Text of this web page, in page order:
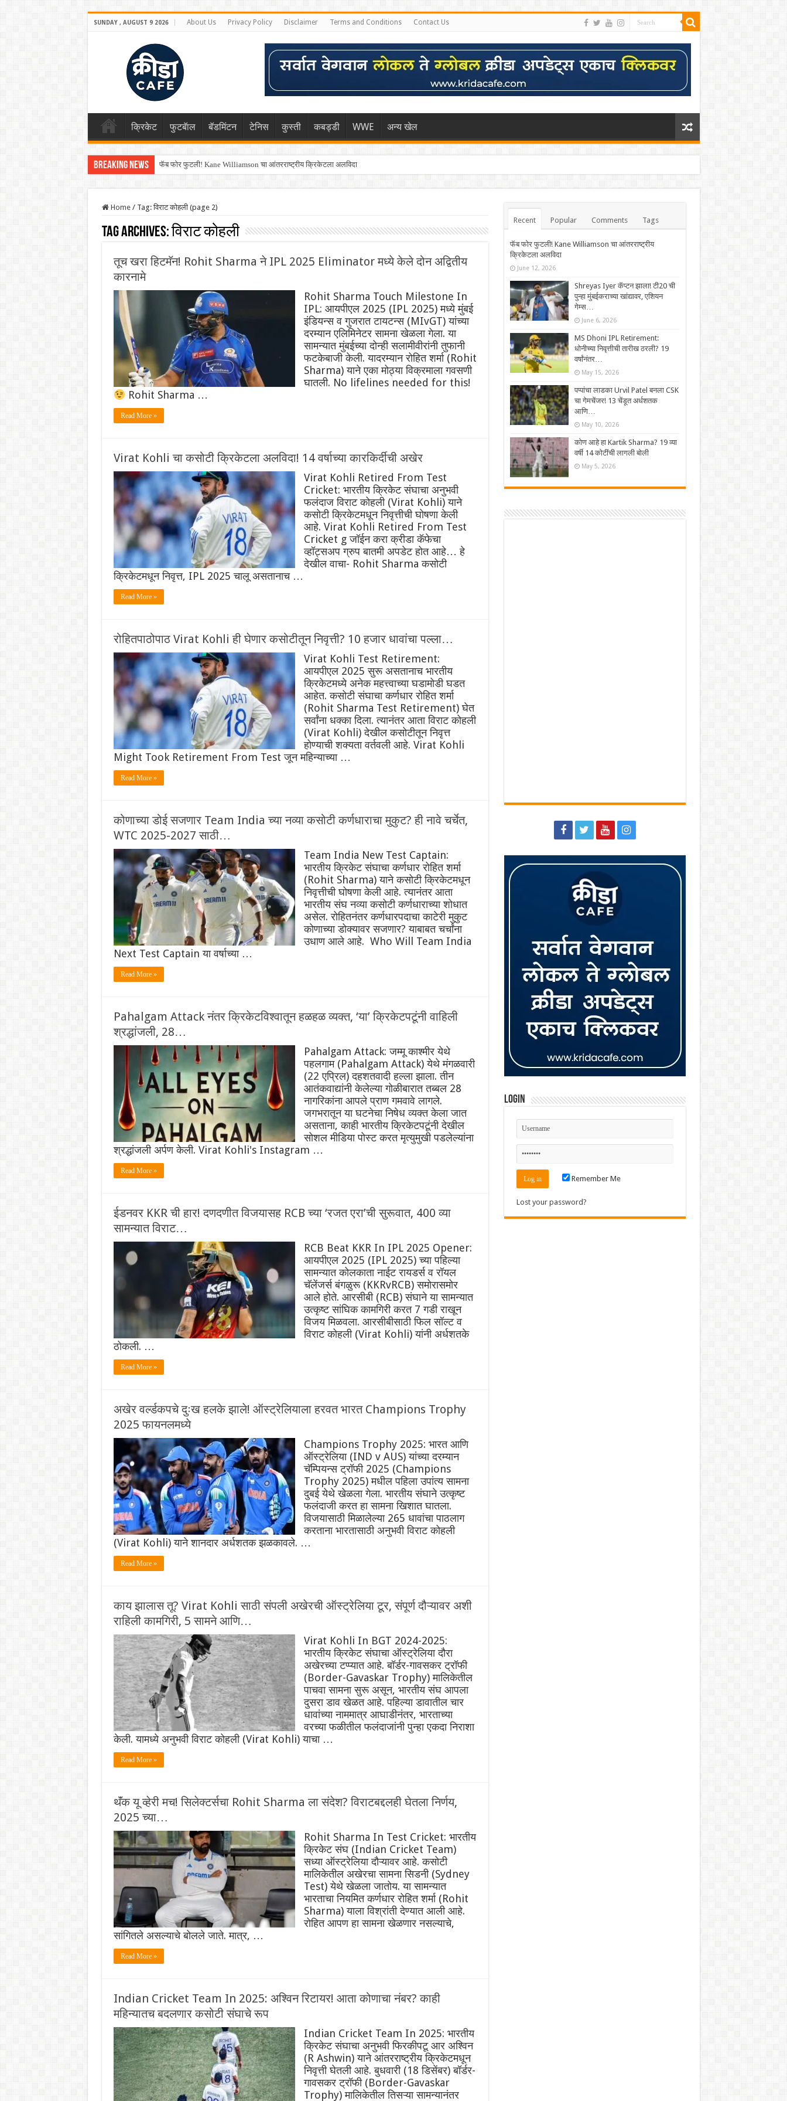
SUNDAY , AUGUST 9 2026 About Us Privacy Policy Disclaimer Terms and Conditions Contact Us
क्रिकेट फुटबॅाल बॅडमिंटन टेनिस कुस्ती कबड्डी WWE अन्य खेल
Breaking News फॅब फोर फुटली! Kane Williamson चा आंतरराष्ट्रीय क्रिकेटला अलविदा
Home / Tag:विराट कोहली(page 2)
Tag Archives:विराट कोहली
तूच खरा हिटमॅन! Rohit Sharma ने IPL 2025 Eliminator मध्ये केले दोन अद्वितीय
कारनामे
Rohit Sharma Touch Milestone In
IPL: आयपीएल 2025 (IPL 2025) मध्ये मुंबई
इंडियन्स व गुजरात टायटन्स (MIvGT) यांच्या
दरम्यान एलिमिनेटर सामना खेळला गेला. या
सामन्यात मुंबईच्या दोन्ही सलामीवीरांनी तुफानी
फटकेबाजी केली. यादरम्यान रोहित शर्मा (Rohit
Sharma) याने एका मोठ्या विक्रमाला गवसणी
घातली. No lifelines needed for this!
Rohit Sharma …
Read More »
Virat Kohli चा कसोटी क्रिकेटला अलविदा! 14 वर्षाच्या कारकिर्दीची अखेर
Virat Kohli Retired From Test
Cricket: भारतीय क्रिकेट संघाचा अनुभवी
फलंदाज विराट कोहली (Virat Kohli) याने
कसोटी क्रिकेटमधून निवृत्तीची घोषणा केली
आहे. Virat Kohli Retired From Test
Cricket g जॉईन करा क्रीडा कॅफेचा
व्हॉट्सअप ग्रुप बातमी अपडेट होत आहे… हे
देखील वाचा- Rohit Sharma कसोटी
क्रिकेटमधून निवृत्त, IPL 2025 चालू असतानाच …
Read More »
रोहितपाठोपाठ Virat Kohli ही घेणार कसोटीतून निवृत्ती? 10 हजार धावांचा पल्ला…
Virat Kohli Test Retirement:
आयपीएल 2025 सुरू असतानाच भारतीय
क्रिकेटमध्ये अनेक महत्त्वाच्या घडामोडी घडत
आहेत. कसोटी संघाचा कर्णधार रोहित शर्मा
(Rohit Sharma Test Retirement) घेत
सर्वांना धक्का दिला. त्यानंतर आता विराट कोहली
(Virat Kohli) देखील कसोटीतून निवृत्त
होण्याची शक्यता वर्तवली आहे. Virat Kohli
Might Took Retirement From Test जून महिन्याच्या …
Read More »
कोणाच्या डोई सजणार Team India च्या नव्या कसोटी कर्णधाराचा मुकुट? ही नावे चर्चेत,
WTC 2025-2027 साठी…
Team India New Test Captain:
भारतीय क्रिकेट संघाचा कर्णधार रोहित शर्मा
(Rohit Sharma) याने कसोटी क्रिकेटमधून
निवृत्तीची घोषणा केली आहे. त्यानंतर आता
भारतीय संघ नव्या कसोटी कर्णधाराच्या शोधात
असेल. रोहितनंतर कर्णधारपदाचा काटेरी मुकुट
कोणाच्या डोक्यावर सजणार? याबाबत चर्चांना
उधाण आले आहे. Who Will Team India
Next Test Captain या वर्षाच्या …
Read More »
Pahalgam Attack नंतर क्रिकेटविश्वातून हळहळ व्यक्त, ‘या’ क्रिकेटपटूंनी वाहिली
श्रद्धांजली, 28…
Pahalgam Attack: जम्मू काश्मीर येथे
पहलगाम (Pahalgam Attack) येथे मंगळवारी
(22 एप्रिल) दहशतवादी हल्ला झाला. तीन
आतंकवाद्यांनी केलेल्या गोळीबारात तब्बल 28
नागरिकांना आपले प्राण गमवावे लागले.
जगभरातून या घटनेचा निषेध व्यक्त केला जात
असताना, काही भारतीय क्रिकेटपटूंनी देखील
सोशल मीडिया पोस्ट करत मृत्युमुखी पडलेल्यांना
श्रद्धांजली अर्पण केली. Virat Kohli's Instagram …
Read More »
ईडनवर KKR ची हार! दणदणीत विजयासह RCB च्या ‘रजत एरा’ची सुरूवात, 400 व्या
सामन्यात विराट…
RCB Beat KKR In IPL 2025 Opener:
आयपीएल 2025 (IPL 2025) च्या पहिल्या
सामन्यात कोलकाता नाईट रायडर्स व रॉयल
चॅलेंजर्स बंगळुरू (KKRvRCB) समोरासमोर
आले होते. आरसीबी (RCB) संघाने या सामन्यात
उत्कृष्ट सांघिक कामगिरी करत 7 गडी राखून
विजय मिळवला. आरसीबीसाठी फिल सॉल्ट व
विराट कोहली (Virat Kohli) यांनी अर्धशतके
ठोकली. …
Read More »
अखेर वर्ल्डकपचे दुःख हलके झाले! ऑस्ट्रेलियाला हरवत भारत Champions Trophy
2025 फायनलमध्ये
Champions Trophy 2025: भारत आणि
ऑस्ट्रेलिया (IND v AUS) यांच्या दरम्यान
चॅम्पियन्स ट्रॉफी 2025 (Champions
Trophy 2025) मधील पहिला उपांत्य सामना
दुबई येथे खेळला गेला. भारतीय संघाने उत्कृष्ट
फलंदाजी करत हा सामना खिशात घातला.
विजयासाठी मिळालेल्या 265 धावांचा पाठलाग
करताना भारतासाठी अनुभवी विराट कोहली
(Virat Kohli) याने शानदार अर्धशतक झळकावले. …
Read More »
काय झालास तू? Virat Kohli साठी संपली अखेरची ऑस्ट्रेलिया टूर, संपूर्ण दौऱ्यावर अशी
राहिली कामगिरी, 5 सामने आणि…
Virat Kohli In BGT 2024-2025:
भारतीय क्रिकेट संघाचा ऑस्ट्रेलिया दौरा
अखेरच्या टप्प्यात आहे. बॉर्डर-गावसकर ट्रॉफी
(Border-Gavaskar Trophy) मालिकेतील
पाचवा सामना सुरू असून, भारतीय संघ आपला
दुसरा डाव खेळत आहे. पहिल्या डावातील चार
धावांच्या नाममात्र आघाडीनंतर, भारताच्या
वरच्या फळीतील फलंदाजांनी पुन्हा एकदा निराशा
केली. यामध्ये अनुभवी विराट कोहली (Virat Kohli) याचा …
Read More »
थॅंक यू व्हेरी मच! सिलेक्टर्सचा Rohit Sharma ला संदेश? विराटबद्दलही घेतला निर्णय,
2025 च्या…
Rohit Sharma In Test Cricket: भारतीय
क्रिकेट संघ (Indian Cricket Team)
सध्या ऑस्ट्रेलिया दौऱ्यावर आहे. कसोटी
मालिकेतील अखेरचा सामना सिडनी (Sydney
Test) येथे खेळला जातोय. या सामन्यात
भारताचा नियमित कर्णधार रोहित शर्मा (Rohit
Sharma) याला विश्रांती देण्यात आली आहे.
रोहित आपण हा सामना खेळणार नसल्याचे,
सांगितले असल्याचे बोलले जाते. मात्र, …
Read More »
Indian Cricket Team In 2025: अश्विन रिटायर! आता कोणाचा नंबर? काही
महिन्यातच बदलणार कसोटी संघाचे रूप
Indian Cricket Team In 2025: भारतीय
क्रिकेट संघाचा अनुभवी फिरकीपटू आर अश्विन
(R Ashwin) याने आंतरराष्ट्रीय क्रिकेटमधून
निवृत्ती घेतली आहे. बुधवारी (18 डिसेंबर) बॉर्डर-
गावसकर ट्रॉफी (Border-Gavaskar
Trophy) मालिकेतील तिसऱ्या सामन्यानंतर
Recent Popular Comments Tags
फॅब फोर फुटली! Kane Williamson चा आंतरराष्ट्रीय
क्रिकेटला अलविदा
June 12, 2026
Shreyas Iyer कॅप्टन झाला! टी20 ची
पुन्हा मुंबईकराच्या खांद्यावर, एशियन
गेम्स…
June 6, 2026
MS Dhoni IPL Retirement:
धोनीच्या निवृत्तीची तारीख ठरली? 19
वर्षांनंतर…
May 15, 2026
पप्पांचा लाडका Urvil Patel बनला CSK
चा गेमचेंजर! 13 चेंडूत अर्धशतक
आणि…
May 10, 2026
कोण आहे हा Kartik Sharma? 19 व्या
वर्षी 14 कोटींची लागली बोली
May 5, 2026
Login
Remember Me
Lost your password?